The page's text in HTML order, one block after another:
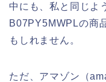
中にも、私と同じよ
B07PY5MWPLの商
もしれません。
ただ、アマゾン（